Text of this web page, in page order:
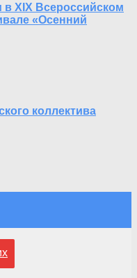
XIX Всероссийском
«Осенний
коллектива